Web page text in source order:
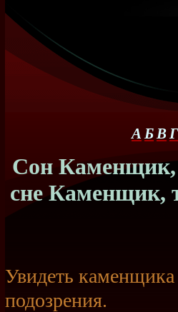
А БВГ
Сон Каменщик,
сне Каменщик,
Увидеть
подозрения.